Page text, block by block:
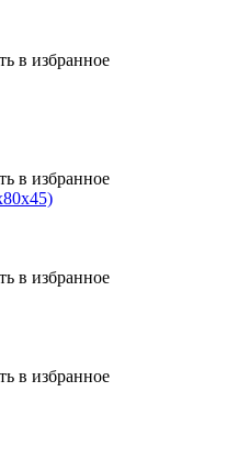
в избранное
в избранное
в избранное
в избранное